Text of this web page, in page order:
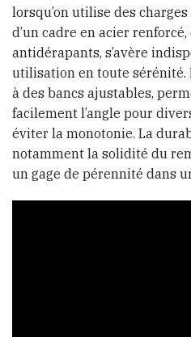
lorsqu’on utilise des
d’un cadre en acier
antidérapants, s’avère
utilisation en toute sérénité.
à des bancs ajustables,
facilement l’angle pour
éviter la monotonie. La
notamment la solidité du
un gage de pérennité dans